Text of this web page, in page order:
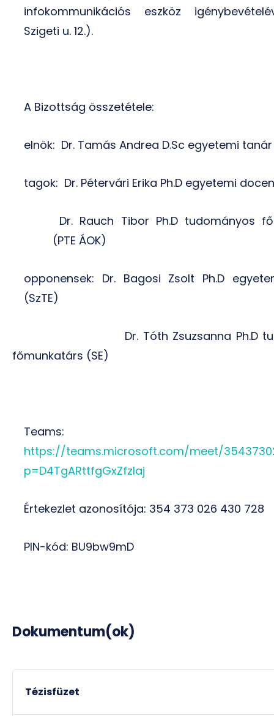
infokommunikációs eszköz
Szigeti u. 12.).
A Bizottság összetétele:
elnök: Dr. Tamás Andrea D.Sc egyetemi tanár
tagok: Dr. Pétervári Erika Ph.D egyetemi
Dr. Rauch Tibor Ph.D tudományos
(PTE ÁOK)
opponensek: Dr. Bagosi Zsolt Ph.D
(SzTE)
Dr. Tóth Zsuzsanna Ph.D
főmunkatárs (SE)
Teams:
https://teams.microsoft.com/meet/
p=D4TgARttfgGxZfzIaj
Értekezlet azonosítója: 354 373 026 430 728
PIN-kód: BU9bw9mD
Dokumentum(ok)
Tézisfüzet